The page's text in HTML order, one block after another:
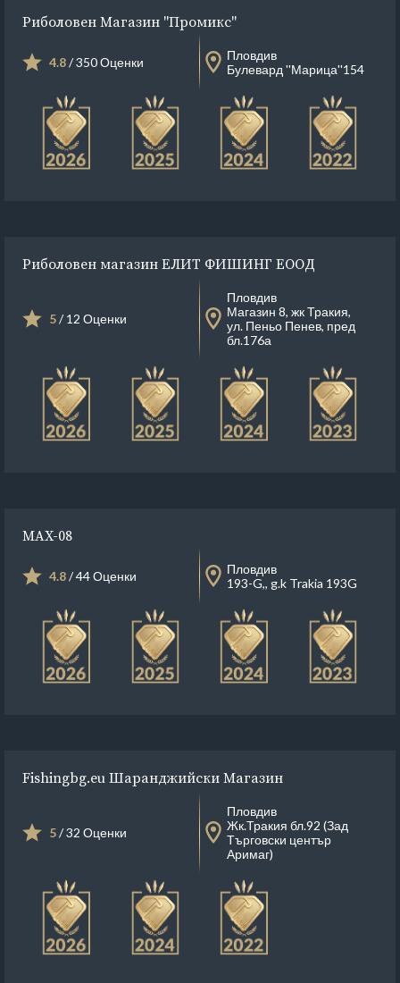
Риболовен Магазин ''Промикс''
4.8/ 350 Оценки
Пловдив
Булевард ''Марица''154
Риболовен магазин ЕЛИТ ФИШИНГ ЕООД
5/ 12 Оценки
Пловдив
Магазин 8, жк Тракия,
ул. Пеньо Пенев, пред
бл.176а
MAX-08
4.8/ 44 Оценки
Пловдив
193-G,, g.k Trakia 193G
Fishingbg.eu Шаранджийски Магазин
5/ 32 Оценки
Пловдив
Жк.Тракия бл.92 (Зад
Търговски център
Аримаг)